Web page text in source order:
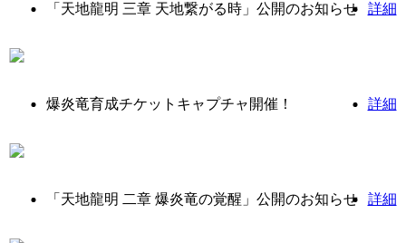
「天地龍明 三章 天地繋がる時」公開のお知らせ 詳細
爆炎竜育成チケットキャプチャ開催！ 詳細
「天地龍明 二章 爆炎竜の覚醒」公開のお知らせ 詳細